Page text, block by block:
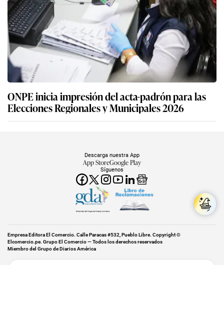
ONPE inicia impresión del acta-padrón para las
Elecciones Regionales y Municipales 2026
Síguenos
Descarga nuestra App
App StoreGoogle Play
Miembro del Grupo de Diarios América
Empresa Editora El Comercio. Calle Paracas #532, Pueblo Libre. Copyright ©
Elcomercio.pe. Grupo El Comercio — Todos los derechos reservados
Miembro del Grupo de Diarios América